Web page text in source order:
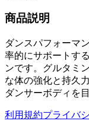
商品説明
ダンスパフォーマ
率的にサポートす
ンです。グルタミ
な体の強化と持久
ダンサーボディを
利用規約プライバ